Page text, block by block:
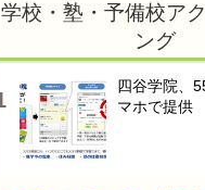
学校・塾・予備校ア
ング
四谷学院、
マホで提供